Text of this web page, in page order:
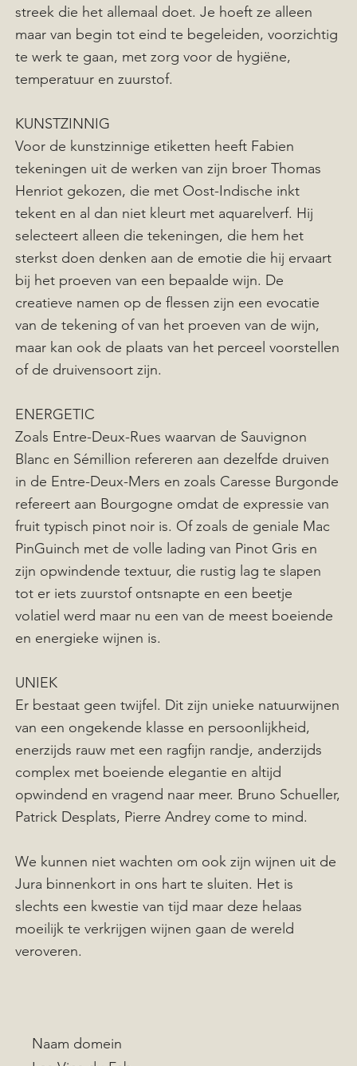
streek die het allemaal doet. Je hoeft ze alleen
maar van begin tot eind te begeleiden, voorzichtig
te werk te gaan, met zorg voor de hygiëne,
temperatuur en zuurstof.
KUNSTZINNIG
Voor de kunstzinnige etiketten heeft Fabien
tekeningen uit de werken van zijn broer Thomas
Henriot gekozen, die met Oost-Indische inkt
tekent en al dan niet kleurt met aquarelverf. Hij
selecteert alleen die tekeningen, die hem het
sterkst doen denken aan de emotie die hij ervaart
bij het proeven van een bepaalde wijn. De
creatieve namen op de flessen zijn een evocatie
van de tekening of van het proeven van de wijn,
maar kan ook de plaats van het perceel voorstellen
of de druivensoort zijn.
ENERGETIC
Zoals Entre-Deux-Rues waarvan de Sauvignon
Blanc en Sémillion refereren aan dezelfde druiven
in de Entre-Deux-Mers en zoals Caresse Burgonde
refereert aan Bourgogne omdat de expressie van
fruit typisch pinot noir is. Of zoals de geniale Mac
PinGuinch met de volle lading van Pinot Gris en
zijn opwindende textuur, die rustig lag te slapen
tot er iets zuurstof ontsnapte en een beetje
volatiel werd maar nu een van de meest boeiende
en energieke wijnen is.
UNIEK
Er bestaat geen twijfel. Dit zijn unieke natuurwijnen
van een ongekende klasse en persoonlijkheid,
enerzijds rauw met een ragfijn randje, anderzijds
complex met boeiende elegantie en altijd
opwindend en vragend naar meer. Bruno Schueller,
Patrick Desplats, Pierre Andrey come to mind.
We kunnen niet wachten om ook zijn wijnen uit de
Jura binnenkort in ons hart te sluiten. Het is
slechts een kwestie van tijd maar deze helaas
moeilijk te verkrijgen wijnen gaan de wereld
veroveren.
Naam domein